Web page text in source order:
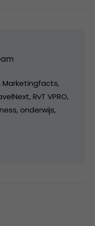
RvT VPRO,
onderwijs,